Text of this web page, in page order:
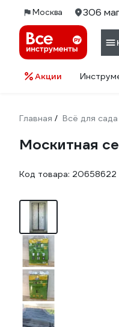
Москва 306
Акции
Главная / Всё для сада
Москитная
Код товара: 20658622